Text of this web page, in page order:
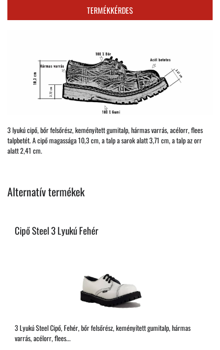
TERMÉKKÉRDES
3 lyukú cipő, bőr felsőrész, keményített gumitalp, hármas varrás, acélorr, flees
talpbetét. A cipő magassága 10,3 cm, a talp a sarok alatt 3,71 cm, a talp az orr
alatt 2,41 cm.
Alternatív termékek
Cipő Steel 3 Lyukú Fehér
3 Lyukú Steel Cipő, Fehér, bőr felsőrész, keményített gumitalp, hármas
varrás, acélorr, flees...